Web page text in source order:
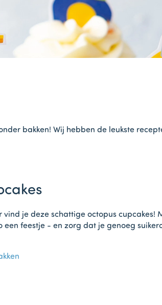
bakken! Wij hebben de leukste
vind je deze schattige octopus cupcakes!
een feestje - en zorg dat je genoeg